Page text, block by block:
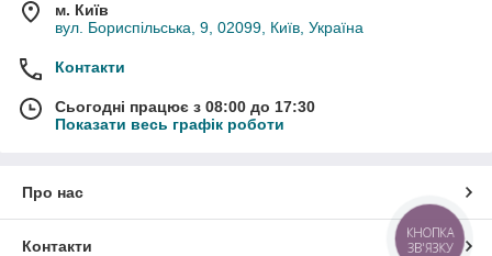
м. Київ
вул. Бориспільська, 9, 02099, Київ, Україна
Контакти
Сьогодні працює з 08:00 до 17:30
Показати весь графік роботи
Про нас
Контакти
КНОПКА
ЗВ'ЯЗКУ